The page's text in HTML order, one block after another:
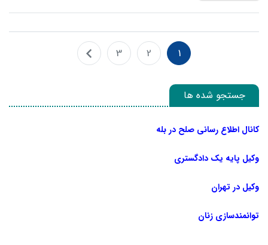
1
2
3
جستجو شده ها
کانال اطلاع رسانی صلح در بله
وکیل پایه یک دادگستری
وکیل در تهران
توانمندسازی زنان